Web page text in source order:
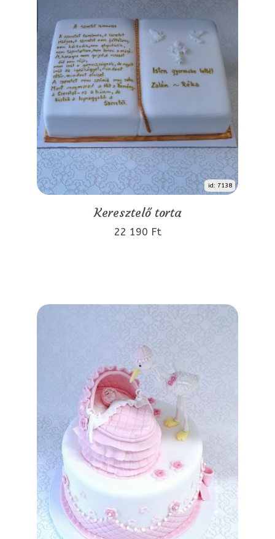
id: 7138
Keresztelő torta
22 190 Ft